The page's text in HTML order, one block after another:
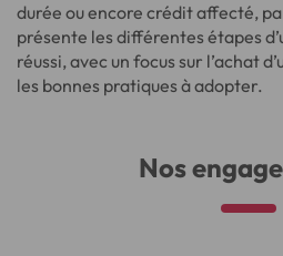
durée ou encore crédit affecté,
présente les différentes étapes
réussi, avec un focus sur l’achat
les bonnes pratiques à adopter.
Nos